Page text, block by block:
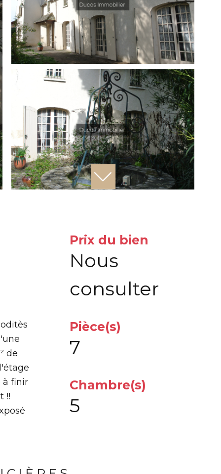
de
à finir
!!
Prix du bien
Nous
consulter
Pièce(s)
7
Chambre(s)
5